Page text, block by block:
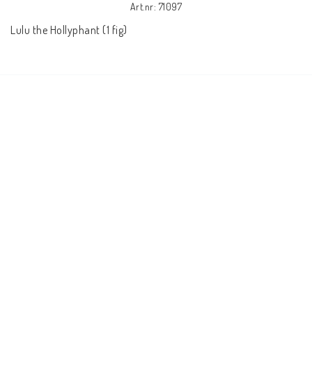
Art.nr: 71097
Lulu the Hollyphant (1 fig)